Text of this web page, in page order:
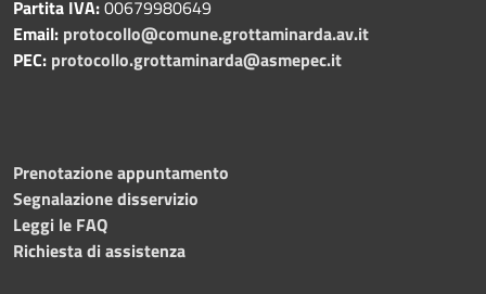
Partita IVA:00679980649
Email: protocollo@comune.grottaminarda.av.it
PEC: protocollo.grottaminarda@asmepec.it
Prenotazione appuntamento
Segnalazione disservizio
Leggi le FAQ
Richiesta di assistenza